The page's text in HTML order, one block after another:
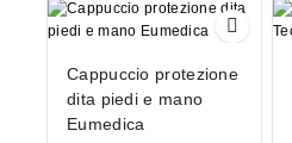
Cappuccio protezione
dita piedi e mano
Eumedica